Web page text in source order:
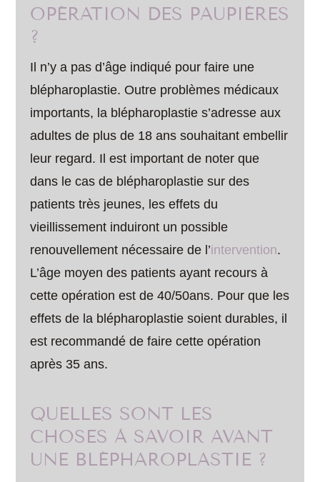
OPÉRATION DES PAUPIÈRES
?
Il n’y a pas d’âge indiqué pour faire une
blépharoplastie. Outre problèmes médicaux
importants, la blépharoplastie s’adresse aux
adultes de plus de 18 ans souhaitant embellir
leur regard. Il est important de noter que
dans le cas de blépharoplastie sur des
patients très jeunes, les effets du
vieillissement induiront un possible
renouvellement nécessaire de l’intervention.
L’âge moyen des patients ayant recours à
cette opération est de 40/50ans. Pour que les
effets de la blépharoplastie soient durables, il
est recommandé de faire cette opération
après 35 ans.
QUELLES SONT LES
CHOSES À SAVOIR AVANT
UNE BLÉPHAROPLASTIE ?